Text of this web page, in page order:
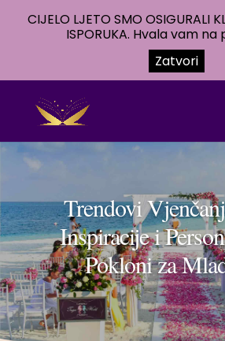
Trendovi
Inspiracije i
Pokloni za
CIJELO LJETO SMO OSIGURALI
ISPORUKA. Hvala vam
Zatvori